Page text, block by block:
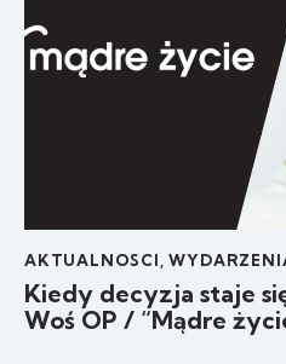
AKTUALNOSCI ,
Kiedy decyzja staje
Woś OP / “Mądre